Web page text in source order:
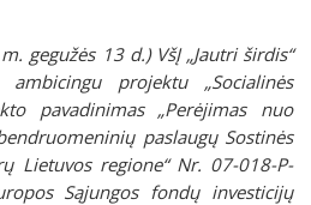
gegužės 13 d.) VšĮ „Jautri širdis“
projektu „Socialinės
pavadinimas „Perėjimas nuo
paslaugų Sostinės
Lietuvos regione“ Nr. 07-018-P-
Sąjungos fondų investicijų